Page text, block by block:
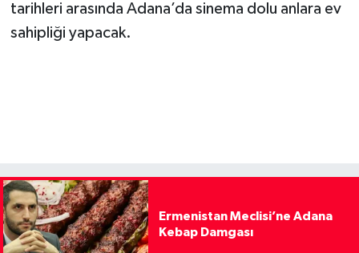
tarihleri arasında Adana’da sinema dolu anlara ev
sahipliği yapacak.
Ermenistan Meclisi’ne Adana
Kebap Damgası